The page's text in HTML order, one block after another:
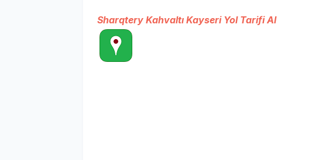
Sharqtery Kahvaltı Kayseri Yol Tarifi Al